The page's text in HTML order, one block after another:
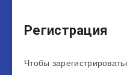
Регистрация
Чтобы